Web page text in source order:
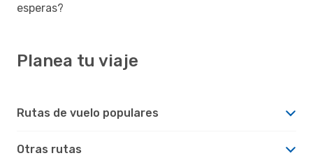
esperas?
Planea tu viaje
Rutas de vuelo populares
Otras rutas